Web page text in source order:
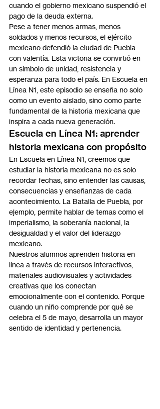
cuando el gobierno mexicano suspendió el
pago de la deuda externa.
Pese a tener menos armas, menos
soldados y menos recursos, el ejército
mexicano defendió la ciudad de Puebla
con valentía. Esta victoria se convirtió en
un símbolo de unidad, resistencia y
esperanza para todo el país. En Escuela en
Línea N1, este episodio se enseña no solo
como un evento aislado, sino como parte
fundamental de la historia mexicana que
inspira a cada nueva generación.
Escuela en Línea N1: aprender
historia mexicana con propósito
En Escuela en Línea N1, creemos que
estudiar la historia mexicana no es solo
recordar fechas, sino entender las causas,
consecuencias y enseñanzas de cada
acontecimiento. La Batalla de Puebla, por
ejemplo, permite hablar de temas como el
imperialismo, la soberanía nacional, la
desigualdad y el valor del liderazgo
mexicano.
Nuestros alumnos aprenden historia en
línea a través de recursos interactivos,
materiales audiovisuales y actividades
creativas que los conectan
emocionalmente con el contenido. Porque
cuando un niño comprende por qué se
celebra el 5 de mayo, desarrolla un mayor
sentido de identidad y pertenencia.